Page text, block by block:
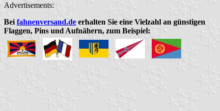
Advertisements:
Bei fahnenversand.de erhalten Sie eine Vielzahl an günstigen
Flaggen, Pins und Aufnähern, zum Beispiel: